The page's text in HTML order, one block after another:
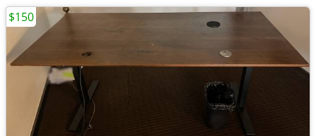
$150